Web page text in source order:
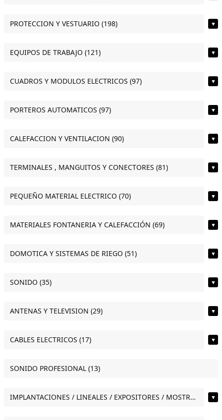
PROTECCION Y VESTUARIO (198) ▼
EQUIPOS DE TRABAJO (121) ▼
CUADROS Y MODULOS ELECTRICOS (97) ▼
PORTEROS AUTOMATICOS (97) ▼
CALEFACCION Y VENTILACION (90) ▼
TERMINALES , MANGUITOS Y CONECTORES (81) ▼
PEQUEÑO MATERIAL ELECTRICO (70) ▼
MATERIALES FONTANERIA Y CALEFACCIÓN (69) ▼
DOMOTICA Y SISTEMAS DE RIEGO (51) ▼
SONIDO (35) ▼
ANTENAS Y TELEVISION (29) ▼
CABLES ELECTRICOS (17) ▼
SONIDO PROFESIONAL (13)
IMPLANTACIONES / LINEALES / EXPOSITORES / MOSTRADORES (12) ▼